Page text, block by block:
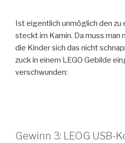
Ist eigentlich unmöglich den zu
steckt im Kamin. Da muss man
die Kinder sich das nicht
zuck in einem LEGO Gebilde
verschwunden:
Gewinn 3: LEOG USB-